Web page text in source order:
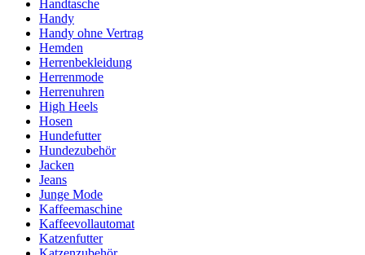
Handtasche
Handy
Handy ohne Vertrag
Hemden
Herrenbekleidung
Herrenmode
Herrenuhren
High Heels
Hosen
Hundefutter
Hundezubehör
Jacken
Jeans
Junge Mode
Kaffeemaschine
Kaffeevollautomat
Katzenfutter